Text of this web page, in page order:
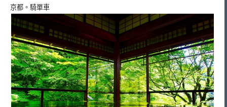
京都。騎單車